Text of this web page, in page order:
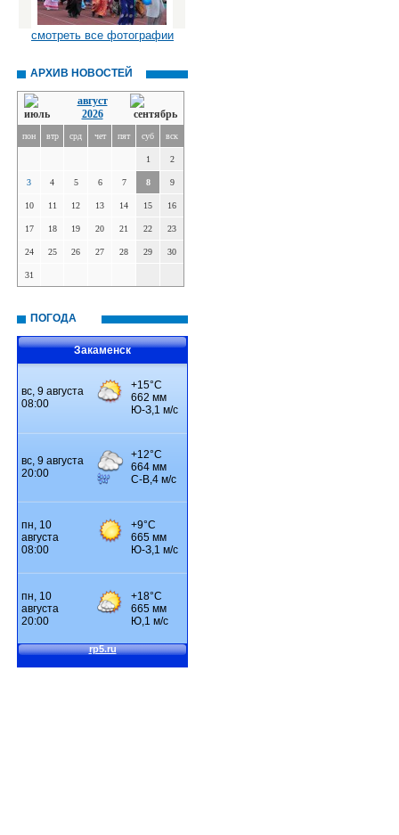
смотреть все фотографии
АРХИВ НОВОСТЕЙ
август
2026
пон втр срд чет пят суб вск
1 2
3 4 5 6 7 8 9
10 11 12 13 14 15 16
17 18 19 20 21 22 23
24 25 26 27 28 29 30
31
ПОГОДА
Закаменск